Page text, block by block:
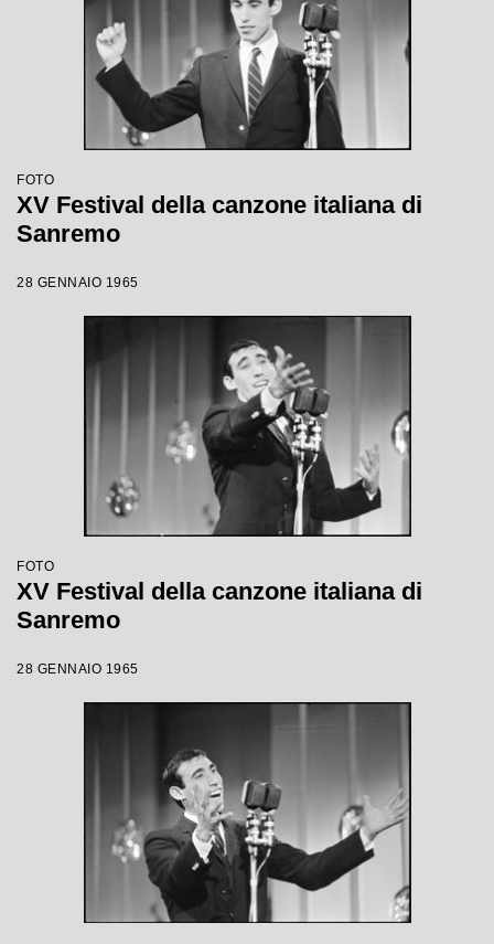
FOTO
XV Festival della canzone italiana di
Sanremo
28 GENNAIO 1965
FOTO
XV Festival della canzone italiana di
Sanremo
28 GENNAIO 1965